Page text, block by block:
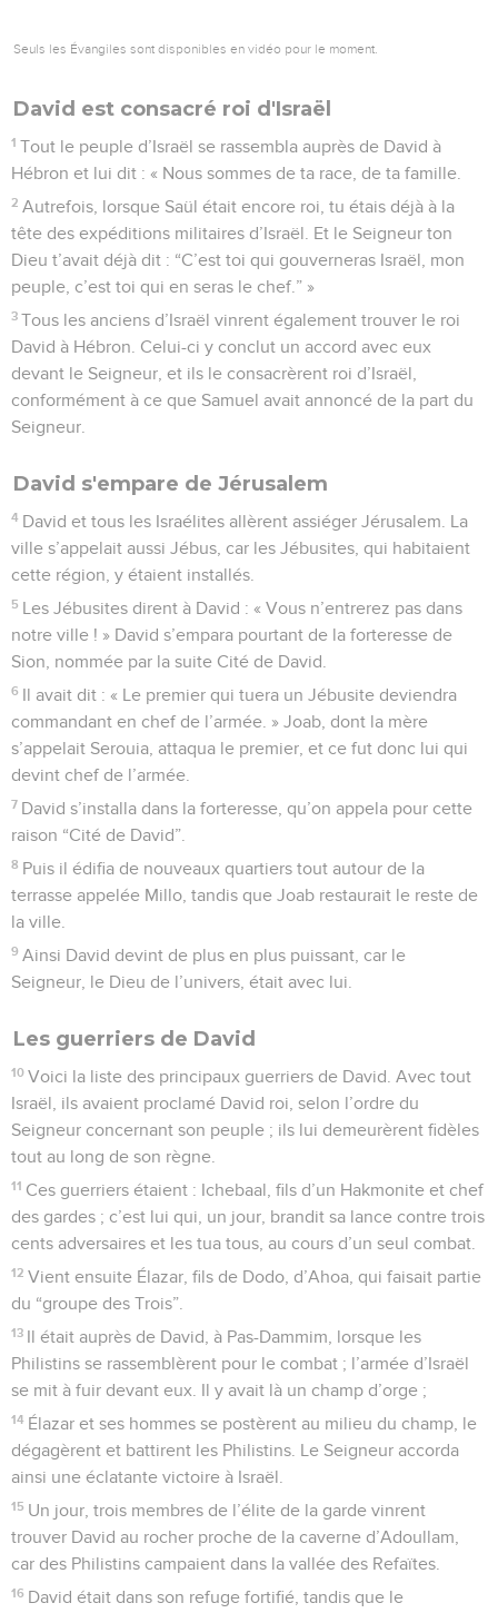
Seuls les Évangiles sont disponibles en vidéo pour le moment.
David est consacré roi d'Israël
1 Tout le peuple d’Israël se rassembla auprès de David à
Hébron et lui dit : « Nous sommes de ta race, de ta famille.
2 Autrefois, lorsque Saül était encore roi, tu étais déjà à la
tête des expéditions militaires d’Israël. Et le Seigneur ton
Dieu t’avait déjà dit : “C’est toi qui gouverneras Israël, mon
peuple, c’est toi qui en seras le chef.” »
3 Tous les anciens d’Israël vinrent également trouver le roi
David à Hébron. Celui-ci y conclut un accord avec eux
devant le Seigneur, et ils le consacrèrent roi d’Israël,
conformément à ce que Samuel avait annoncé de la part du
Seigneur.
David s'empare de Jérusalem
4 David et tous les Israélites allèrent assiéger Jérusalem. La
ville s’appelait aussi Jébus, car les Jébusites, qui habitaient
cette région, y étaient installés.
5 Les Jébusites dirent à David : « Vous n’entrerez pas dans
notre ville ! » David s’empara pourtant de la forteresse de
Sion, nommée par la suite Cité de David.
6 Il avait dit : « Le premier qui tuera un Jébusite deviendra
commandant en chef de l’armée. » Joab, dont la mère
s’appelait Serouia, attaqua le premier, et ce fut donc lui qui
devint chef de l’armée.
7 David s’installa dans la forteresse, qu’on appela pour cette
raison “Cité de David”.
8 Puis il édifia de nouveaux quartiers tout autour de la
terrasse appelée Millo, tandis que Joab restaurait le reste de
la ville.
9 Ainsi David devint de plus en plus puissant, car le
Seigneur, le Dieu de l’univers, était avec lui.
Les guerriers de David
10 Voici la liste des principaux guerriers de David. Avec tout
Israël, ils avaient proclamé David roi, selon l’ordre du
Seigneur concernant son peuple ; ils lui demeurèrent fidèles
tout au long de son règne.
11 Ces guerriers étaient : Ichebaal, fils d’un Hakmonite et chef
des gardes ; c’est lui qui, un jour, brandit sa lance contre trois
cents adversaires et les tua tous, au cours d’un seul combat.
12 Vient ensuite Élazar, fils de Dodo, d’Ahoa, qui faisait partie
du “groupe des Trois”.
13 Il était auprès de David, à Pas-Dammim, lorsque les
Philistins se rassemblèrent pour le combat ; l’armée d’Israël
se mit à fuir devant eux. Il y avait là un champ d’orge ;
14 Élazar et ses hommes se postèrent au milieu du champ, le
dégagèrent et battirent les Philistins. Le Seigneur accorda
ainsi une éclatante victoire à Israël.
15 Un jour, trois membres de l’élite de la garde vinrent
trouver David au rocher proche de la caverne d’Adoullam,
car des Philistins campaient dans la vallée des Refaïtes.
16 David était dans son refuge fortifié, tandis que le